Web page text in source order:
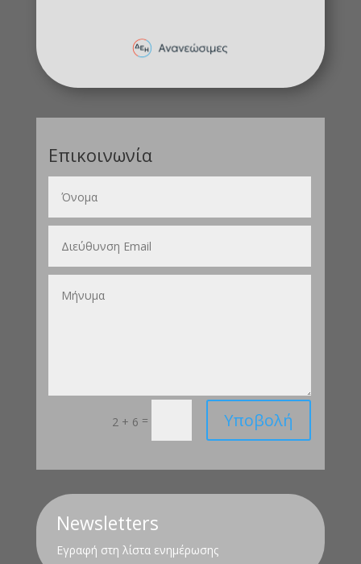
Επικοινωνία
2 + 6 = Υποβολή
Newsletters
Εγραφή στη λίστα ενημέρωσης